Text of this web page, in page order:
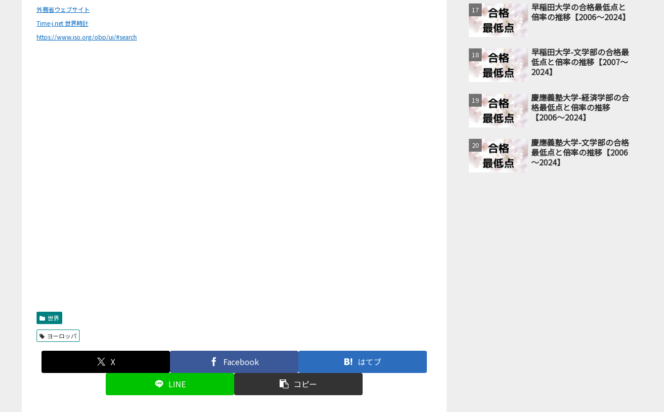
外務省ウェブサイト
Time-j.net 世界時計
https://www.iso.org/obp/ui/#search
世界
ヨーロッパ
X Facebook
はてブ
LINE
コピー
早稲田大学の合格最低点と
倍率の推移【2006～2024】
早稲田大学-文学部の合格最
低点と倍率の推移【2007～
2024】
慶應義塾大学-経済学部の合
格最低点と倍率の推移
【2006～2024】
慶應義塾大学-文学部の合格
最低点と倍率の推移【2006
～2024】